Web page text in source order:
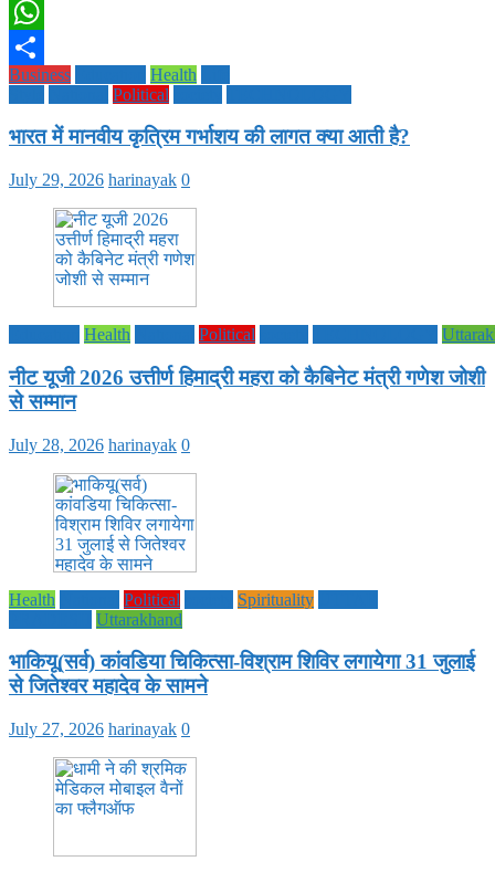
Twitter
WhatsApp
Share
Business Health
Political
भारत में मानवीय कृत्रिम गर्भाशय की लागत क्या आती है?
July 29, 2026 harinayak 0
Health Political
नीट यूजी 2026 उत्तीर्ण हिमाद्री महरा को कैबिनेट मंत्री गणेश जोशी
से सम्मान
July 28, 2026 harinayak 0
Health Political Spirituality
Uttarakhand
भाकियू(सर्व) कांवडिया चिकित्सा-विश्राम शिविर लगायेगा 31 जुलाई
से जितेश्वर महादेव के सामने
July 27, 2026 harinayak 0